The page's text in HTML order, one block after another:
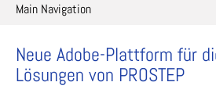
Main Navigation
Neue Adobe-Plattform für
Lösungen von PROSTEP